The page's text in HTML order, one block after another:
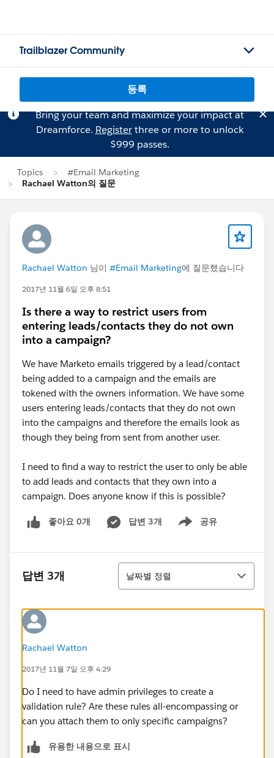
Trailblazer Community
등록
Bring your team and maximize your impact at
Dreamforce. Registerthree or more to unlock
$999 passes.
Topics
#Email Marketing
Rachael Watton의 질문
Rachael Watton 님이 #Email Marketing에 질문했습니다
2017년 11월 6일 오후 8:51
Is there a way to restrict users from
entering leads/contacts they do not own
into a campaign?
We have Marketo emails triggered by a lead/contact
being added to a campaign and the emails are
tokened with the owners information. We have some
users entering leads/contacts that they do not own
into the campaigns and therefore the emails look as
though they being from sent from another user.
I need to find a way to restrict the user to only be able
to add leads and contacts that they own into a
campaign. Does anyone know if this is possible?
좋아요 0개 답변 3개 공유
Show menu
답변 3개
정렬
날짜별 정렬
Rachael Watton
2017년 11월 7일 오후 4:29
Do I need to have admin privileges to create a
validation rule? Are these rules all-encompassing or
can you attach them to only specific campaigns?
유용한 내용으로 표시